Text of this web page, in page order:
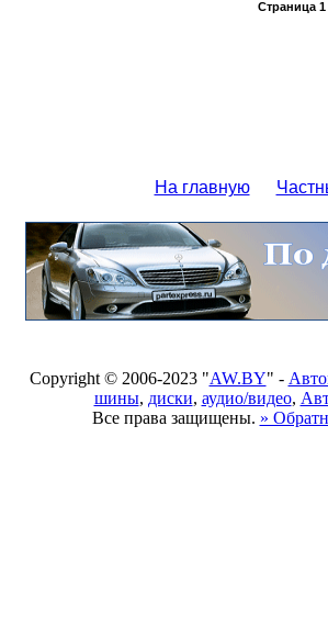
Страница 1
На главную
Copyright © 2006-2023 "AW.BY" -
шины, диски, аудио/видео,
Все права защищены. »